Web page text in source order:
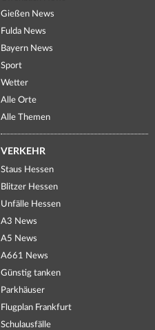
Gießen News
Fulda News
Bayern News
Sport
Wetter
Alle Orte
Alle Themen
VERKEHR
Staus Hessen
Blitzer Hessen
Unfälle Hessen
A3 News
A5 News
A661 News
Günstig tanken
Parkhäuser
Flugplan Frankfurt
Schulausfälle